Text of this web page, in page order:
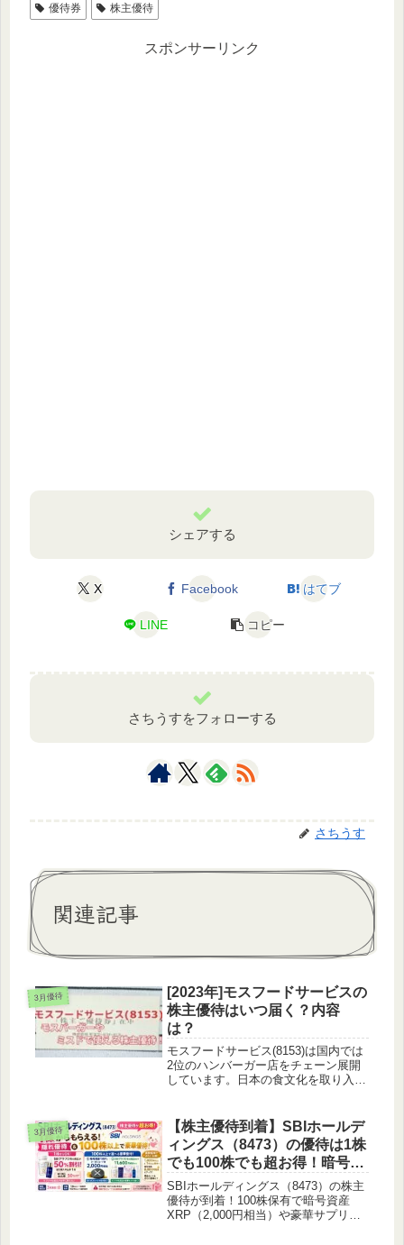
優待券
株主優待
スポンサーリンク
シェアする
X Facebook はてブ
LINE コピー
さちうすをフォローする
さちうす
関連記事
3月優待
[2023年]モスフードサービスの
株主優待はいつ届く？内容
は？
モスフードサービス(8153)は国内では
2位のハンバーガー店をチェーン展開
しています。日本の食文化を取り入れ
ービス導入、提供時間改善、新タイプ
店舗開発、コラボ商品開発を推進...
3月優待
【株主優待到着】SBIホールデ
ィングス（8473）の優待は1株
でも100株でも超お得！暗号資
産XRPや半額クーポンをゲッ
ト✨
SBIホールディングス（8473）の株主
優待が到着！100株保有で暗号資産
XRP（2,000円相当）や豪華サプリセ